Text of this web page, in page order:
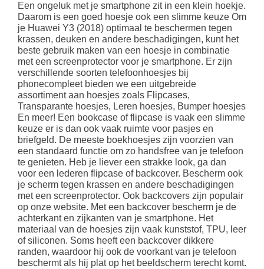
Een ongeluk met je smartphone zit in een klein hoekje.
Daarom is een goed hoesje ook een slimme keuze Om
je Huawei Y3 (2018) optimaal te beschermen tegen
krassen, deuken en andere beschadigingen, kunt het
beste gebruik maken van een hoesje in combinatie
met een screenprotector voor je smartphone. Er zijn
verschillende soorten telefoonhoesjes bij
phonecompleet bieden we een uitgebreide
assortiment aan hoesjes zoals Flipcases,
Transparante hoesjes, Leren hoesjes, Bumper hoesjes
En meer! Een bookcase of flipcase is vaak een slimme
keuze er is dan ook vaak ruimte voor pasjes en
briefgeld. De meeste boekhoesjes zijn voorzien van
een standaard functie om zo handsfree van je telefoon
te genieten. Heb je liever een strakke look, ga dan
voor een lederen flipcase of backcover. Bescherm ook
je scherm tegen krassen en andere beschadigingen
met een screenprotector. Ook backcovers zijn populair
op onze website. Met een backcover bescherm je de
achterkant en zijkanten van je smartphone. Het
materiaal van de hoesjes zijn vaak kunststof, TPU, leer
of siliconen. Soms heeft een backcover dikkere
randen, waardoor hij ook de voorkant van je telefoon
beschermt als hij plat op het beeldscherm terecht komt.